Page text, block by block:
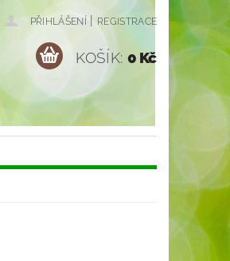
PŘIHLÁŠENÍ | REGISTRACE
KOŠÍK: 0 Kč